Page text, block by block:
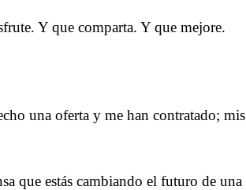
Y que comparta. Y que mejore.
una oferta y me han contratado; mis
que estás cambiando el futuro de una